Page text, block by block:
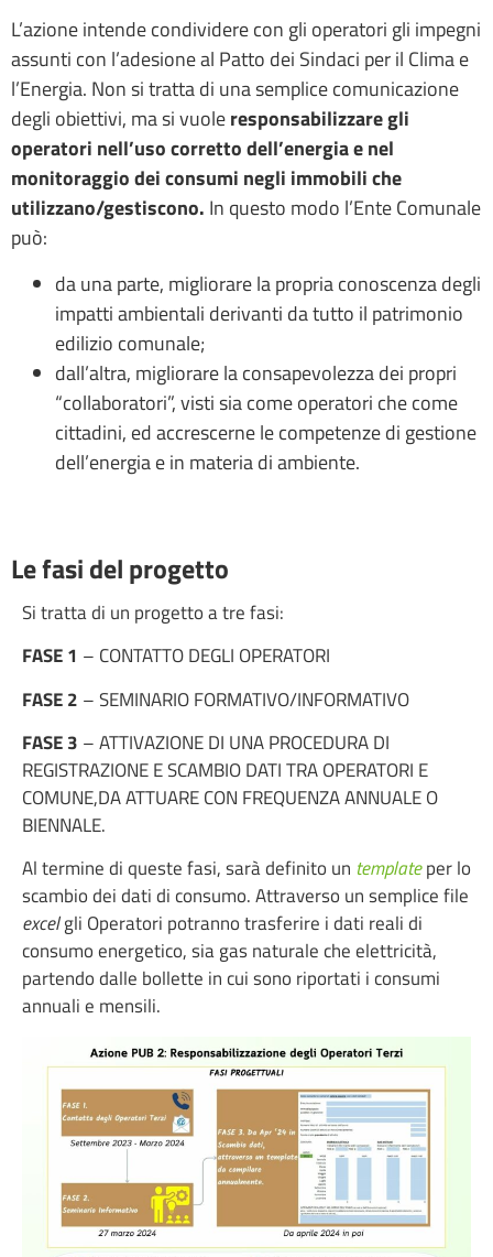
L’azione intende condividere con gli operatori gli impegni
assunti con l’adesione al Patto dei Sindaci per il Clima e
l’Energia. Non si tratta di una semplice comunicazione
degli obiettivi, ma si vuoleresponsabilizzare gli
operatori nell’uso corretto dell’energia e nel
monitoraggio dei consumi negli immobili che
utilizzano/gestiscono. In questo modo l’Ente Comunale
può:
da una parte, migliorare la propria conoscenza degli
impatti ambientali derivanti da tutto il patrimonio
edilizio comunale;
dall’altra, migliorare la consapevolezza dei propri
“collaboratori”, visti sia come operatori che come
cittadini, ed accrescerne le competenze di gestione
dell’energia e in materia di ambiente.
Le fasi del progetto
Si tratta di un progetto a tre fasi:
FASE 1 – CONTATTO DEGLI OPERATORI
FASE 2 – SEMINARIO FORMATIVO/INFORMATIVO
FASE 3 – ATTIVAZIONE DI UNA PROCEDURA DI
REGISTRAZIONE E SCAMBIO DATI TRA OPERATORI E
COMUNE,DA ATTUARE CON FREQUENZA ANNUALE O
BIENNALE.
Al termine di queste fasi, sarà definito un templateper lo
scambio dei dati di consumo. Attraverso un semplice file
excelgli Operatori potranno trasferire i dati reali di
consumo energetico, sia gas naturale che elettricità,
partendo dalle bollette in cui sono riportati i consumi
annuali e mensili.